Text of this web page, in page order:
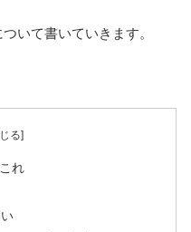
いて書いていきます。
れ